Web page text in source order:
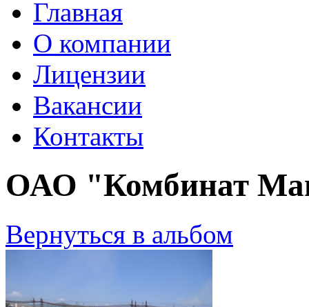
Главная
О компании
Лицензии
Вакансии
Контакты
ОАО "Комбинат
Вернуться в альбом